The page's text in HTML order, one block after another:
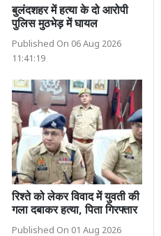
बुलंदशहर में हत्या के दो आरोपी
पुलिस मुठभेड़ में घायल
Published On 06 Aug 2026
11:41:19
रिश्ते को लेकर विवाद में युवती की
गला दबाकर हत्या, पिता गिरफ्तार
Published On 01 Aug 2026